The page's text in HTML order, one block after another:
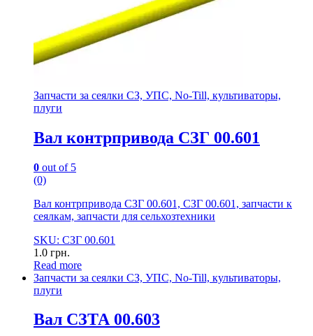
Запчасти за сеялки СЗ, УПС, No-Till, культиваторы,
плуги
Вал контрпривода СЗГ 00.601
0 out of 5
(0)
Вал контрпривода СЗГ 00.601, СЗГ 00.601, запчасти к
сеялкам, запчасти для сельхозтехники
SKU: СЗГ 00.601
1.0 грн.
Read more
Запчасти за сеялки СЗ, УПС, No-Till, культиваторы,
плуги
Вал СЗТА 00.603